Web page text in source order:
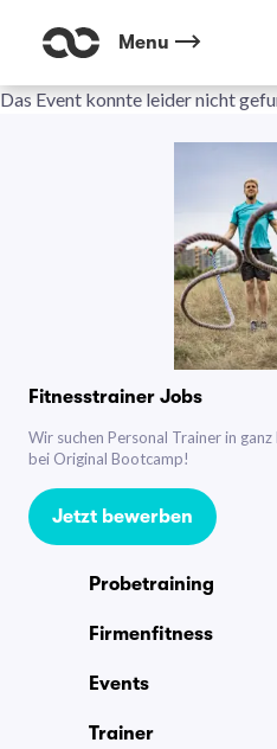
Menu
Das Event konnte leider nicht
Fitnesstrainer Jobs
Wir suchen Personal Trainer in
bei Original Bootcamp!
Jetzt bewerben
Probetraining
Firmenfitness
Events
Trainer